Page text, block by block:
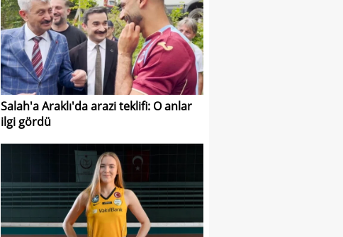
Salah'a Araklı'da arazi teklifi: O anlar
ilgi gördü